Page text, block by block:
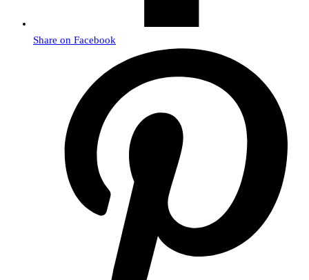
Share on Facebook